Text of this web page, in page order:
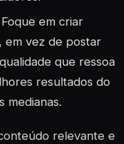
Foque em criar
em vez de postar
que ressoa
resultados do
medianas.
relevante e